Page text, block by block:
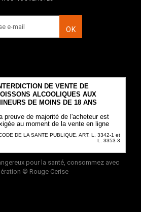
OK
DE VENTE DE
ALCOOLIQUES AUX
DE MOINS DE 18 ANS
preuve de majorité de l'acheteur est
au moment de la vente en ligne
DE LA SANTE PUBLIQUE, ART. L. 3342-1 et
L. 3353-3
pour la santé, consommez avec
© Rouge Cerise